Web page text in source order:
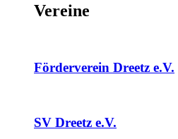
Vereine
Förderverein Dreetz e.V.
SV Dreetz e.V.